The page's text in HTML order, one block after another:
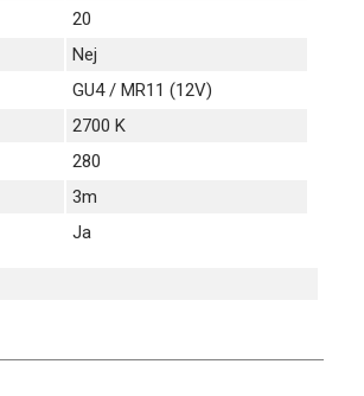
20
Nej
GU4 / MR11 (12V)
2700 K
280
3m
Ja